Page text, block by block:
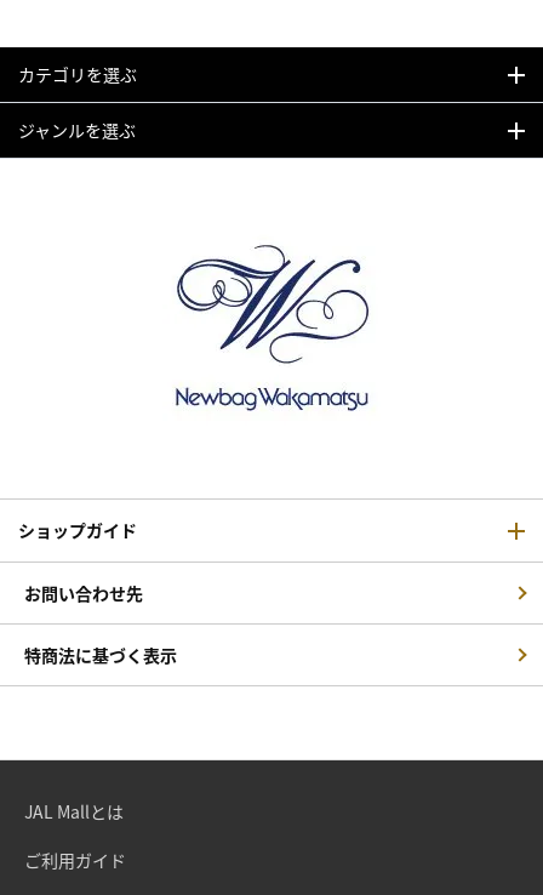
カテゴリを選ぶ
ジャンルを選ぶ
ショップガイド
お問い合わせ先
特商法に基づく表示
JAL Mallとは
ご利用ガイド